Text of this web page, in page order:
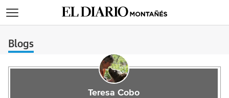
Blogs
Teresa Cobo